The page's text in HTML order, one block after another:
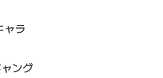
ャラ
ング